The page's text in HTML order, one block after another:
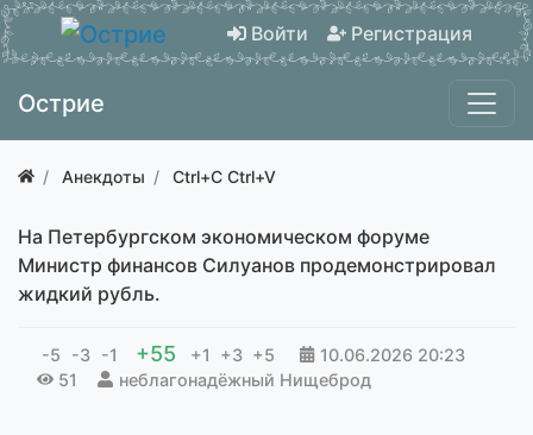
Войти Регистрация
Острие
Анекдоты Ctrl+C Ctrl+V
На Петербургском экономическом форуме
Министр финансов Силуанов продемонстрировал
жидкий рубль.
-5 -3 -1 +55 +1 +3 +5 10.06.2026 20:23
51
неблагонадёжный Нищеброд